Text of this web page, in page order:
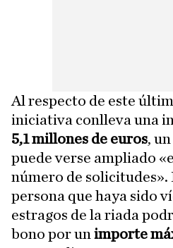
Al respecto de este
iniciativa conlleva una
5,1 millones de euros,
puede verse ampliado
número de solicitudes».
persona que haya sido
estragos de la riada
bono por un importe